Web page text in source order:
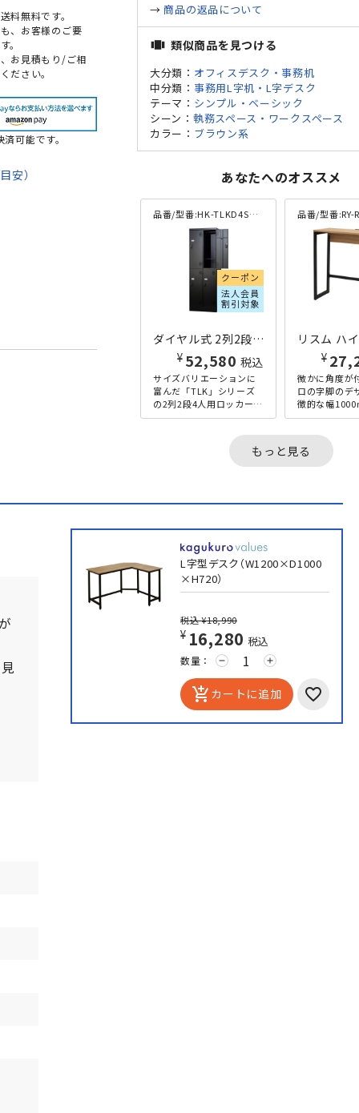
料無料です。
、お客様のご要
。
お見積もり/ご相
ださい。
可能です。
安）
→ 商品の返品について
view_carousel 類似商品を見つける
大分類： オフィスデスク・事務机
中分類： 事務用L字机・L字デスク
テーマ： シンプル・ベーシック
シーン： 執務スペース・ワークスペース
カラー： ブラウン系
あなたへのオススメ
品番/型番:HK-TLKD4SN-MB
クーポン
法人会員
割引対象
ダイヤル式 2列2段4人用ロッカー TLKシリーズ W608×D515×H1790 ブラック
¥ 52,580 税込
サイズバリエーションに
富んだ「TLK」シリーズ
の2列2段4人用ロッカーの
ダイヤル錠タイプです。
に優れた多人数用ロッカ
品番/型番:RY-
¥
微かに角度が
ロの字脚のデ
徴的な幅
のスリムなハ
業だけでな
にも...
もっと見る
L字型デスク（W1200×D1000
×H720）
税込¥18,990
¥16,280 税込
数量： remove add
add_shopping_cart カートに追加